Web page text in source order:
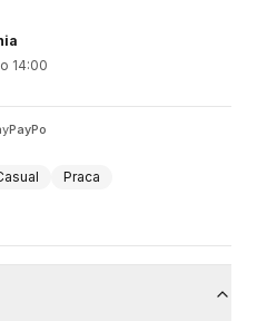
14:00
PayPo
Praca